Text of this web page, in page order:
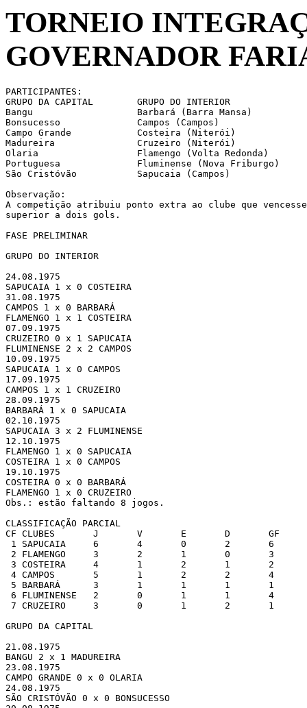
TORNEIO
GOVERNADOR
PARTICIPANTES:
GRUPO DA CAPITAL	GRUPO DO INTERIOR
Bangu			Barbará (Barra Mansa)
Bonsucesso		Campos (Campos)
Campo Grande		Costeira (Niterói)
Madureira		Cruzeiro (Niterói)
Olaria			Flamengo (Volta Redonda)
Portuguesa		Fluminense (Nova Friburgo)
São Cristóvão		Sapucaia (Campos)
Observação:
A competição atribuiu ponto extra ao clube que
superior a dois gols.
FASE PRELIMINAR
GRUPO DO INTERIOR
24.08.1975
SAPUCAIA 1 x 0 COSTEIRA
31.08.1975
CAMPOS 1 x 0 BARBARÁ
FLAMENGO 1 x 1 COSTEIRA
07.09.1975
CRUZEIRO 0 x 1 SAPUCAIA
FLUMINENSE 2 x 2 CAMPOS
10.09.1975
SAPUCAIA 1 x 0 CAMPOS
17.09.1975
CAMPOS 1 x 1 CRUZEIRO
28.09.1975
BARBARÁ 1 x 0 SAPUCAIA
02.10.1975
SAPUCAIA 3 x 2 FLUMINENSE
12.10.1975
FLAMENGO 1 x 0 SAPUCAIA
COSTEIRA 1 x 0 CAMPOS
19.10.1975
COSTEIRA 0 x 0 BARBARÁ
FLAMENGO 1 x 0 CRUZEIRO
Obs.: estão faltando 8 jogos.
CLASSIFICAÇÃO PARCIAL
CF CLUBES	J	V	E	D	GF	GC	SG	PG
1 SAPUCAIA	6	4	0	2	6	4	 2	8
2 FLAMENGO	3	2	1	0	3	1	 2	5
3 COSTEIRA	4	1	2	1	2	2	 0	4
4 CAMPOS	5	1	2	2	4	5	-1	4
5 BARBARÁ	3	1	1	1	1	1	 0	3
6 FLUMINENSE	2	0	1	1	4	5	-1	1
7 CRUZEIRO	3	0	1	2	1	3	-2	1
GRUPO DA CAPITAL
21.08.1975
BANGU 2 x 1 MADUREIRA
23.08.1975
CAMPO GRANDE 0 x 0 OLARIA
24.08.1975
SÃO CRISTÓVÃO 0 x 0 BONSUCESSO